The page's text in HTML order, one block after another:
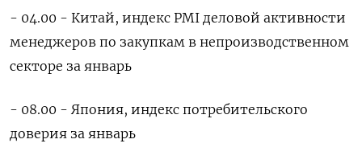
- 04.00 - Китай, индекс PMI деловой активности
менеджеров по закупкам в непроизводственном
секторе за январь
- 08.00 - Япония, индекс потребительского
доверия за январь